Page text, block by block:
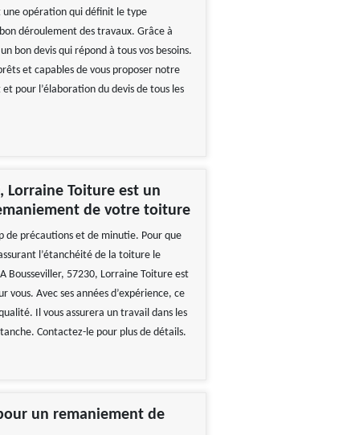
opération qui définit le type
déroulement des travaux. Grâce à
bon devis qui répond à tous vos besoins.
et capables de vous proposer notre
pour l’élaboration du devis de tous les
Lorraine Toiture est un
de votre toiture
de précautions et de minutie. Pour que
l’étanchéité de la toiture le
Bousseviller, 57230, Lorraine Toiture est
Avec ses années d’expérience, ce
Il vous assurera un travail dans les
Contactez-le pour plus de détails.
un remaniement de